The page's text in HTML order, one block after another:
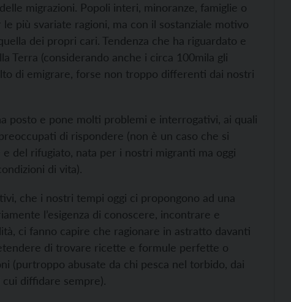
migrazioni. Popoli interi, minoranze, famiglie o
più svariate ragioni, ma con il sostanziale motivo
dei propri cari. Tendenza che ha riguardato e
Terra (considerando anche i circa 100mila gli
di emigrare, forse non troppo differenti dai nostri
posto e pone molti problemi e interrogativi, ai quali
di rispondere (non è un caso che si
del rifugiato, nata per i nostri migranti ma oggi
di vita).
che i nostri tempi oggi ci propongono ad una
l’esigenza di conoscere, incontrare e
ci fanno capire che ragionare in astratto davanti
di trovare ricette e formule perfette o
(purtroppo abusate da chi pesca nel torbido, dai
cui diffidare sempre).